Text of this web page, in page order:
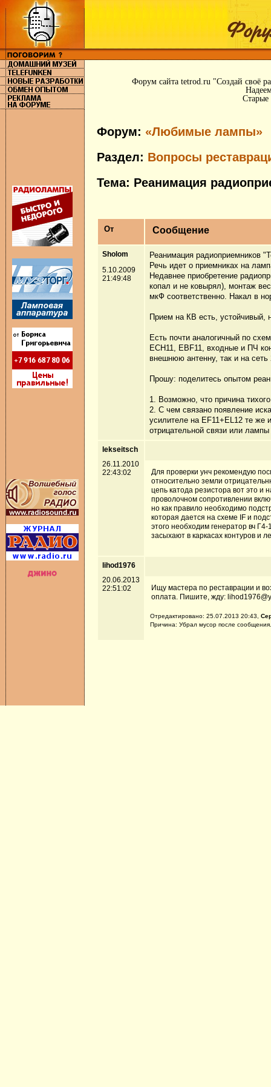
Форум сайта tetrod.ru "Создай своё
Старые
Форум: «Любимые лампы»
Раздел: Вопросы
Тема: Реанимация
От Сообщение
Sholom
5.10.2009
21:49:48
Реанимация радиоприемников
Речь идет о приемниках на
Недавнее приобретение
копал и не ковырял), монтаж
мкФ соответственно. Накал в
Прием на КВ есть, устойчивый,
Есть почти аналогичный по
ECH11, EBF11, входные и ПЧ
внешнюю антенну, так и на
Прошу: поделитесь опытом
1. Возможно, что причина
2. С чем связано появление
усилителе на EF11+EL12 те же
отрицательной связи или
lekseitsch
26.11.2010
22:43:02
Для проверки унч рекомендую
относительно земли
цепь катода резистора вот это и
проволочном сопротивлении
но как правило необходимо
которая дается на схеме IF и
этого необходим генератор вч
засыхают в каркасах контуров и
lihod1976
20.06.2013
22:51:02
Ищу мастера по реставрации и
оплата. Пишите, жду:
Отредактировано: 25.07.2013 20:43,
Причина: Убрал мусор после